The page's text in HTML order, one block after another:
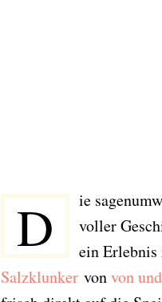
D
ie
voller
ein Erlebnis
Salzklunker vonvon